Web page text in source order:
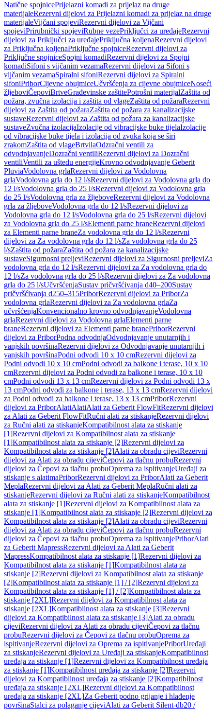
Natične spojnicePrijelazni komadi za prijelaz na druge
materijaleRezervni dijelovi za Prijelazni komadi za prijelaz na druge
materijaleVijčani spojeviRezervni dijelovi za Vijčani
spojeviPrirubnički spojeviRubne vezePriključci za uređajeRezervni
dijelovi za Priključci za uređajePriključna koljenaRezervni dijelovi
za Priključna koljenaPriključne spojniceRezervni dijelovi za
Priključne spojniceSpojni komadiRezervni dijelovi za Spojni
komadiSifoni s vijčanim vezamaRezervni dijelovi za Sifoni s
vijčanim vezamaSpiralni sifoniRezervni dijelovi za Spiralni
sifoniPriborCijevne obujmiceUčvršćenja za cijevne obujmiceNoseći
žljeboviČepoviBrtveGrađevinske zaštitePotrošni materijalZaštita od
požara, zvučna izolacija i zaštita od vlageZaštita od požaraRezervni
dijelovi za Zaštita od požaraZaštita od požara za kanalizacijske
sustaveRezervni dijelovi za Zaštita od požara za kanalizacijske
sustaveZvučna izolacijaIzolacije od vibracijske buke tijelaIzolacije
od vibracijske buke tijela i izolacija od zvuka koja se širi
zrakomZaštita od vlageBrtvilaOdzračni ventili za
odvodnjavanjeDozračni ventiliRezervni dijelovi za Dozračni
ventiliVentili za uštedu energijeKrovno odvodnjavanje Geberit
PluviaVodolovna grlaRezervni dijelovi za Vodolovna
grlaVodolovna grla do 12 l/sRezervni dijelovi za Vodolovna grla do
12 l/sVodolovna grla do 25 l/sRezervni dijelovi za Vodolovna grla
do 25 l/sVodolovna grla za žljeboveRezervni dijelovi za Vodolovna
grla za žljeboveVodolovna grla do 12 l/sRezervni dijelovi za
Vodolovna grla do 12 l/sVodolovna grla do 25 l/sRezervni dijelovi
za Vodolovna grla do 25 l/sElementi parne braneRezervni dijelovi
za Elementi parne braneZa vodolovna grla do 12 l/sRezervni
dijelovi za Za vodolovna grla do 12 l/sZa vodolovna grla do 25
l/sZaštita od požaraZaštita od požara za kanalizacijske
sustaveSigurnosni preljeviRezervni dijelovi za Sigurnosni preljeviZa
vodolovna grla do 12 l/sRezervni dijelovi za Za vodolovna grla do
12 l/sZa vodolovna grla do 25 l/sRezervni dijelovi za Za vodolovna
grla do 25 l/sUčvršćenjaSustav pričvršćivanja d40–200Sustav
pričvršćivanja d250–315PriborRezervni dijelovi za PriborZa
vodolovna grlaRezervni dijelovi za Za vodolovna grlaZa
učvršćenjaKonvencionalno krovno odvodnjavanjeVodolovna
grlaRezervni dijelovi za Vodolovna grlaElementi parne
braneRezervni dijelovi za Elementi parne branePriborRezervni
dijelovi za PriborPodna odvodnjaOdvodnjavanje unutarnjih i
vanjskih površinaRezervni dijelovi za Odvodnjavanje unutarnjih i
vanjskih površinaPodni odvodi 10 x 10 cmRezervni dijelovi za
Podni odvodi 10 x 10 cmPodni odvodi za balkone i terase, 10 x 10
cmRezervni dijelovi za Podni odvodi za balkone i terase, 10 x 10
cmPodni odvodi 13 x 13 cmRezervni dijelovi za Podni odvodi 13 x
13 cmPodni odvodi za balkone i terase, 13 x 13 cmRezervni dijelovi
za Podni odvodi za balkone i terase, 13 x 13 cmPriborRezervni
dijelovi za PriborAlatiAlatiAlati za Geberit FlowFitRezervni dijelovi
za Alati za Geberit FlowFitRučni alati za stiskanjeRezervni dijelovi
za Ručni alati za stiskanjeKompatibilnost alata za stiskanje
[1]Rezervni dijelovi za Kompatibilnost alata za stiskanje
[1]Kompatibilnost alata za stiskanje [2]Rezervni dijelovi za
Kompatibilnost alata za stiskanje [2]Alati za obradu cijeviRezervni
dijelovi za Alati za obradu cijeviČepovi za tlačnu probuRezervni
dijelovi za Čepovi za tlačnu probuOprema za ispitivanjeUređaji za
stiskanje s alatimaPriborRezervni dijelovi za PriborAlati za Geberit
MeplaRezervni dijelovi za Alati za Geberit MeplaRučni alati za
stiskanjeRezervni dijelovi za Ručni alati za stiskanjeKompatibilnost
alata za stiskanje [1]Rezervni dijelovi za Kompatibilnost alata za
stiskanje [1]Kompatibilnost alata za stiskanje [2]Rezervni dijelovi za
Kompatibilnost alata za stiskanje [2]Alati za obradu cijeviRezervni
dijelovi za Alati za obradu cijeviČepovi za tlačnu probuRezervni
dijelovi za Čepovi za tlačnu probuOprema za ispitivanjePriborAlati
za Geberit MapressRezervni dijelovi za Alati za Geberit
MapressKompatibilnost alata za stiskanje [1]Rezervni dijelovi za
Kompatibilnost alata za stiskanje [1]Kompatibilnost alata za
stiskanje [2]Rezervni dijelovi za Kompatibilnost alata za stiskanje
[2]Kompatibilnost alata za stiskanje [1] / [2]Rezervni dijelovi za
Kompatibilnost alata za stiskanje [1] / [2]Kompatibilnost alata za
stiskanje [2XL]Rezervni dijelovi za Kompatibilnost alata za
stiskanje [2XL]Kompatibilnost alata za stiskanje [3]Rezervni
dijelovi za Kompatibilnost alata za stiskanje [3]Alati za obradu
cijeviRezervni dijelovi za Alati za obradu cijeviČepovi za tlačnu
probuRezervni dijelovi za Čepovi za tlačnu probuOprema za
ispitivanjeRezervni dijelovi za Oprema za ispitivanjePriborUređaji
za stiskanjeRezervni dijelovi za Uređaji za stiskanjeKompatibilnost
uređaja za stiskanje [1]Rezervni dijelovi za Kompatibilnost uređaja
za stiskanje [1]Kompatibilnost uređaja za stiskanje [2]Rezervni
dijelovi za Kompatibilnost uređaja za stiskanje [2]Kompatibilnost
uređaja za stiskanje [2XL]Rezervni dijelovi za Kompatibilnost
uređaja za stiskanje [2XL]Za Geberit podno grijanje i hlađenje
površinaStalci za polaganje cijeviAlati za Geberit Silent-db20 /